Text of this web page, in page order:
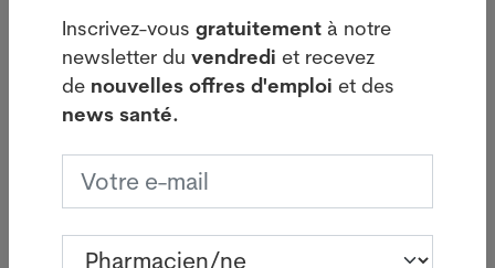
Dernières news
Légionellose à Bâle : source
d'infections sur le bâtiment de
05.08.2026
Inscrivez-vous gratuitement à notre
newsletter du vendredi et recevez
de nouvelles offres d'emploi et des
news santé.